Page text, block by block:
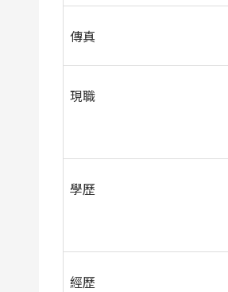
傳真
現職
學歷
經歷